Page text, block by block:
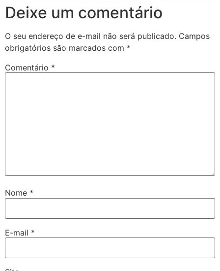
Deixe um comentário
O seu endereço de e-mail não será publicado. Campos
obrigatórios são marcados com *
Comentário *
Nome *
E-mail *